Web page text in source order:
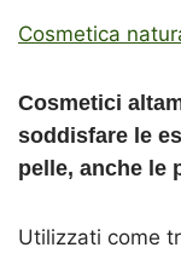
Cosmetica
Cosmetici
soddisfare le
pelle, anche le
Utilizzati come